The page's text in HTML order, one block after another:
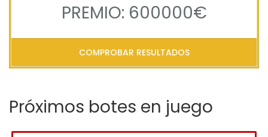
PREMIO: 600000€
COMPROBAR RESULTADOS
Próximos botes en juego